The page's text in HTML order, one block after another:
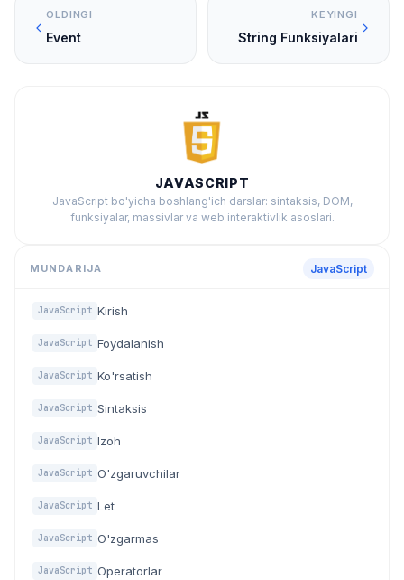
OLDINGI
Event
KEYINGI
String Funksiyalari
JAVASCRIPT
JavaScript bo'yicha boshlang'ich darslar: sintaksis, DOM,
funksiyalar, massivlar va web interaktivlik asoslari.
MUNDARIJA JavaScript
JavaScript Kirish
JavaScript Foydalanish
JavaScript Ko'rsatish
JavaScript Sintaksis
JavaScript Izoh
JavaScript O'zgaruvchilar
JavaScript Let
JavaScript O'zgarmas
JavaScript Operatorlar